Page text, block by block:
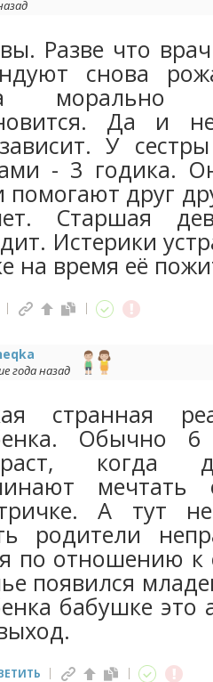
Разве что
снова
морально
Да и
У
- 3 годика.
помогают друг
Старшая
Истерики
на время её
года назад
странная
Обычно
когда
А тут
родители
по отношению к
появился
бабушке это